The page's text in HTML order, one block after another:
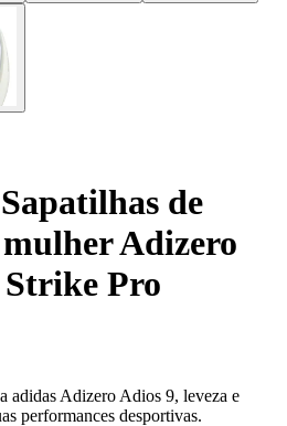
Sapatilhas de
Adizero
Pro
adidas Adizero Adios 9, leveza e
performances desportivas.